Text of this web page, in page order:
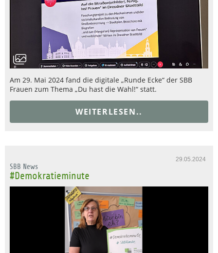
Am 29. Mai 2024 fand die digitale „Runde Ecke“ der SBB
Frauen zum Thema „Du hast die Wahl!“ statt.
WEITERLESEN..
29.05.2024
SBB News
#Demokratieminute